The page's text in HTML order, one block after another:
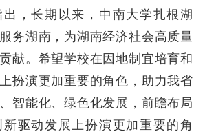
，长期以来，中南大学扎根湖
务湖南，为湖南经济社会高质量
献。希望学校在因地制宜培育和
扮演更加重要的角色，助力我省
智能化、绿色化发展，前瞻布局
驱动发展上扮演更加重要的角